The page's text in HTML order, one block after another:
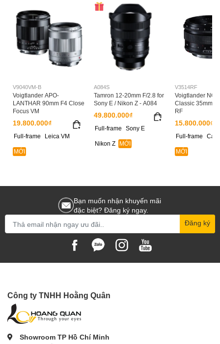
V9040VM-B
Voigtlander APO-
LANTHAR 90mm F4 Close
Focus VM
19.800.000₫
Full-frame Leica VM
MỚI
A084S
Tamron 12-20mm F/2.8 for
Sony E / Nikon Z - A084
49.800.000₫
Full-frame Sony E
Nikon Z MỚI
V3514RF
Voigtlander
Classic 35mm
RF
15.800.000₫
Full-frame
MỚI
Bạn muốn nhận khuyến mãi
đặc biệt? Đăng ký ngay.
Đăng ký
Công ty TNHH Hoằng Quân
Showroom TP Hồ Chí Minh